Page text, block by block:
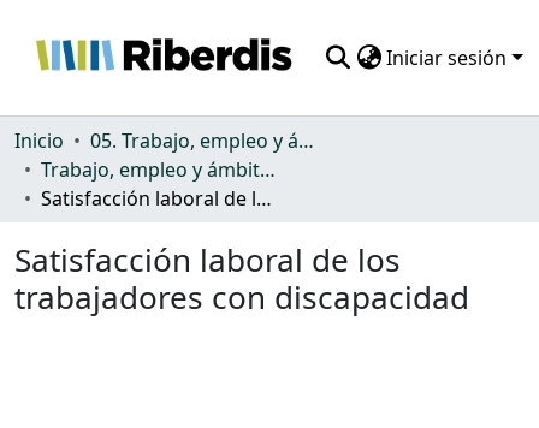
Iniciar sesión
Comunidades
Todo DSpace
Inicio
05. Trabajo, empleo y ámbito productivo
Trabajo, empleo y ámbito productivo
Satisfacción laboral de los trabajadores con discapacidad
Satisfacción laboral de los
trabajadores con discapacidad